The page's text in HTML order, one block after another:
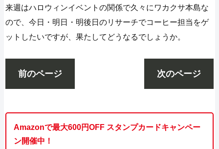
来週はハロウィンイベントの関係で久々にワカクサ本島な
ので、今日・明日・明後日のリサーチでコーヒー担当をゲ
ットしたいですが、果たしてどうなるでしょうか。
前のページ 次のページ
Amazonで最大600円OFF スタンプカードキャンペー
ン開催中！